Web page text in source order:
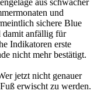
und
sichere Blue
damit anfällig für
Indikatoren erste
nicht mehr bestätigt.
jetzt nicht genauer
erwischt zu werden.